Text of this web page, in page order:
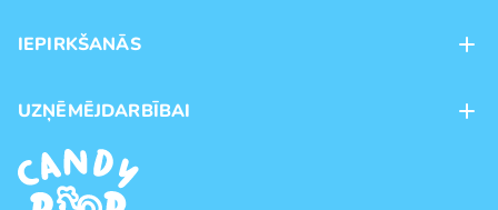
Veikali
Preču zīmoli
IEPIRKŠANĀS
Piegāde
Pirkšanas noteikumi
Privātuma politika
UZŅĒMĒJDARBĪBAI
Franšīze
Vairumtirdzniecība